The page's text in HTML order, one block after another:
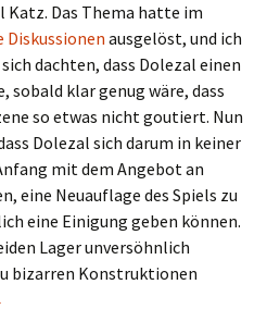
Katz. Das Thema hatte im
Diskussionen ausgelöst, und ich
dachten, dass Dolezal einen
sobald klar genug wäre, dass
so etwas nicht goutiert. Nun
Dolezal sich darum in keiner
mit dem Angebot an
eine Neuauflage des Spiels zu
eine Einigung geben können.
Lager unversöhnlich
bizarren Konstruktionen
auf Kickstarter gelandet.